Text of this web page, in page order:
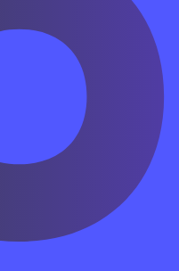
shàng.
на доске.